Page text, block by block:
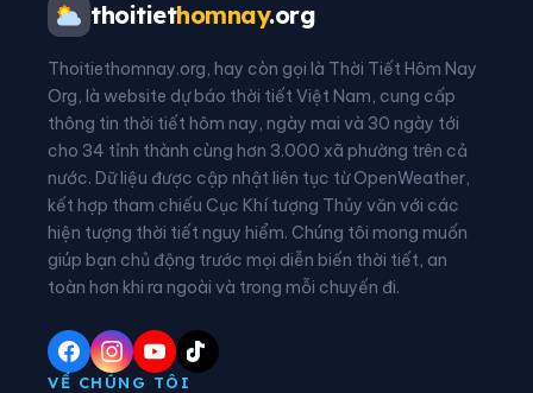
Xã Đông Kinh
Xã Đồng Tiến Xã Đức Đồng
Xã Đức Minh Xã Đức Quang
Xã Đức Thịnh Xã Đức Thọ
Xã Gia Hanh Xã Hà Linh
Xã Hồng Lộc Xã Hương Bình
Xã Hương Đô
Xã Hương Phố
thoitiethomnay.org
Thoitiethomnay.org, hay còn gọi là Thời Tiết Hôm Nay
Org, là website dự báo thời tiết Việt Nam, cung cấp
thông tin thời tiết hôm nay, ngày mai và 30 ngày tới
cho 34 tỉnh thành cùng hơn 3.000 xã phường trên cả
nước. Dữ liệu được cập nhật liên tục từ OpenWeather,
kết hợp tham chiếu Cục Khí tượng Thủy văn với các
hiện tượng thời tiết nguy hiểm. Chúng tôi mong muốn
giúp bạn chủ động trước mọi diễn biến thời tiết, an
toàn hơn khi ra ngoài và trong mỗi chuyến đi.
VỀ CHÚNG TÔI